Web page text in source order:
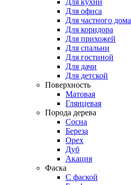
Для кухни
Для офиса
Для частного дома
Для коридора
Для прихожей
Для спальни
Для гостиной
Для дачи
Для детской
Поверхность
Матовая
Глянцевая
Порода дерева
Сосна
Береза
Орех
Дуб
Акация
Фаска
С фаской